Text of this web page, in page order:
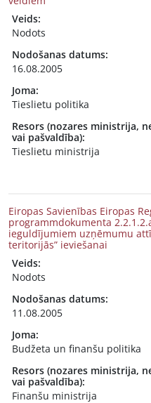
Veids:
Nodots
Nodošanas datums:
16.08.2005
Joma:
Tieslietu politika
Resors (nozares ministrija,
vai pašvaldība):
Tieslietu ministrija
Eiropas Savienības Eiropas
programmdokumenta
ieguldījumiem uzņēmumu
teritorijās” ieviešanai
Veids:
Nodots
Nodošanas datums:
11.08.2005
Joma:
Budžeta un finanšu politika
Resors (nozares ministrija,
vai pašvaldība):
Finanšu ministrija